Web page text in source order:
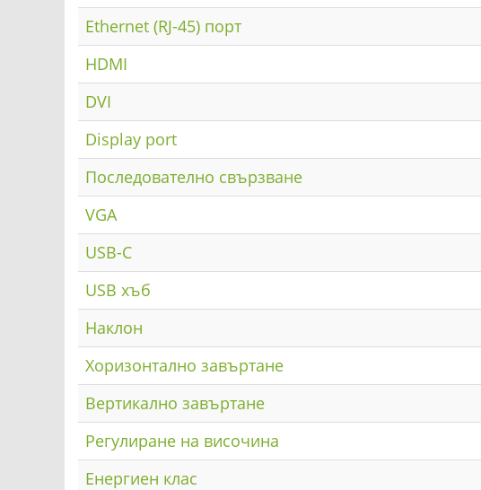
Ethernet (RJ-45) порт
HDMI
DVI
Display port
Последователно свързване
VGA
USB-C
USB хъб
Наклон
Хоризонтално завъртане
Вертикално завъртане
Регулиране на височина
Енергиен клас